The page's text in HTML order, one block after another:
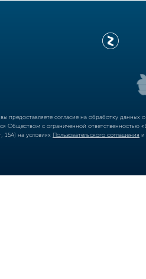
, вы предоставляете согласие на обработку
Обществом с ограниченной
15А) на условиях Пользовательского соглашения и